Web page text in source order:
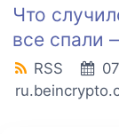
Что
все спали
RSS